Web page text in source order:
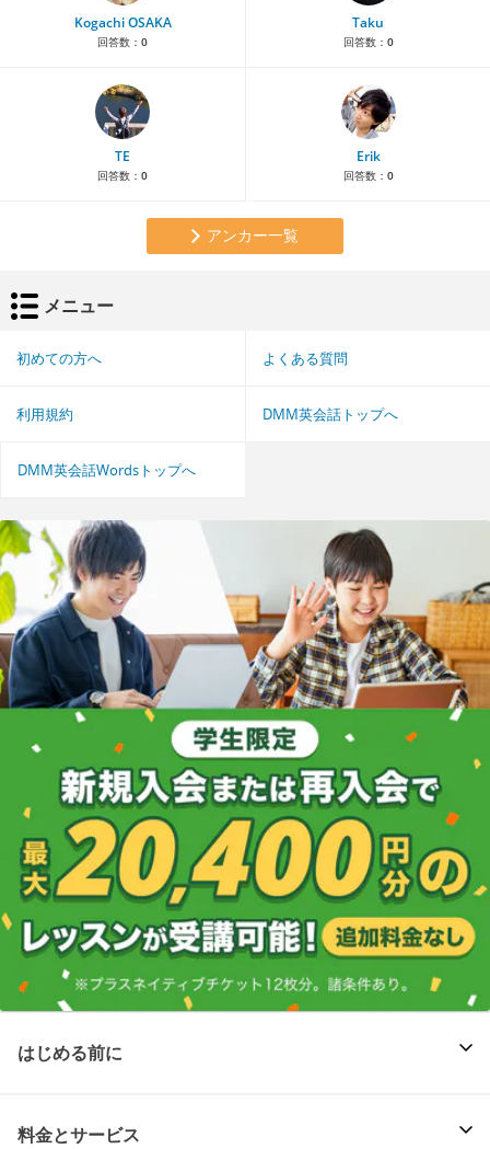
Kogachi OSAKA
回答数： 0
Taku
回答数： 0
TE
回答数： 0
Erik
回答数： 0
アンカー一覧
メニュー
初めての方へ よくある質問
利用規約 DMM英会話トップへ
DMM英会話Wordsトップへ
はじめる前に
料金とサービス